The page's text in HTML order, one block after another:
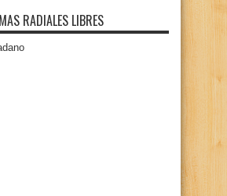
RADIALES LIBRES